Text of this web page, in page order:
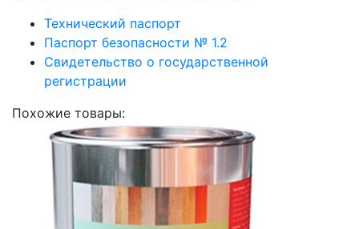
Технический паспорт
Паспорт безопасности № 1.2
Свидетельство о государственной
регистрации
Похожие товары: